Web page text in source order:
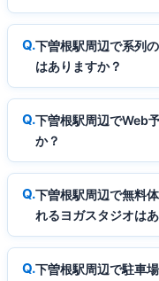
下曽根駅周辺で系列
はありますか？
下曽根駅周辺でWeb
か？
下曽根駅周辺で無料
れるヨガスタジオは
下曽根駅周辺で駐車